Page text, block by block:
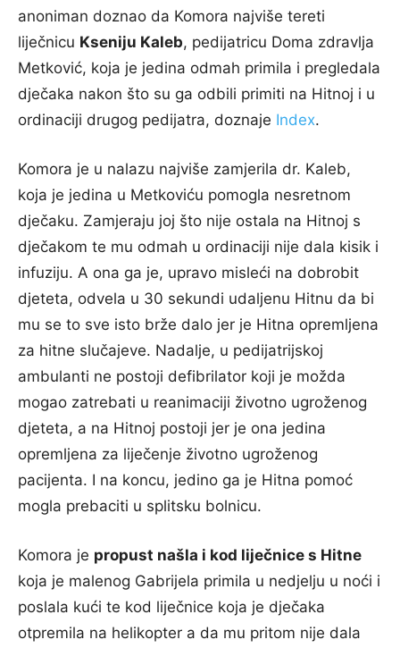
anoniman doznao da Komora najviše tereti
liječnicu Kseniju Kaleb, pedijatricu Doma zdravlja
Metković, koja je jedina odmah primila i pregledala
dječaka nakon što su ga odbili primiti na Hitnoj i u
ordinaciji drugog pedijatra, doznaje Index.
Komora je u nalazu najviše zamjerila dr. Kaleb,
koja je jedina u Metkoviću pomogla nesretnom
dječaku. Zamjeraju joj što nije ostala na Hitnoj s
dječakom te mu odmah u ordinaciji nije dala kisik i
infuziju. A ona ga je, upravo misleći na dobrobit
djeteta, odvela u 30 sekundi udaljenu Hitnu da bi
mu se to sve isto brže dalo jer je Hitna opremljena
za hitne slučajeve. Nadalje, u pedijatrijskoj
ambulanti ne postoji defibrilator koji je možda
mogao zatrebati u reanimaciji životno ugroženog
djeteta, a na Hitnoj postoji jer je ona jedina
opremljena za liječenje životno ugroženog
pacijenta. I na koncu, jedino ga je Hitna pomoć
mogla prebaciti u splitsku bolnicu.
Komora je propust našla i kod liječnice s Hitne
koja je malenog Gabrijela primila u nedjelju u noći i
poslala kući te kod liječnice koja je dječaka
otpremila na helikopter a da mu pritom nije dala